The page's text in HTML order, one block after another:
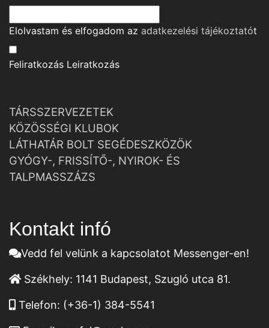
Elolvastam és elfogadom az adatkezelési tájékoztatót
Feliratkozás Leiratkozás
TÁRSSZERVEZETEK
KÖZÖSSÉGI KLUBOK
LÁTHATÁR BOLT SEGÉDESZKÖZÖK
GYÓGY-, FRISSÍTŐ-, NYIROK- ÉS
TALPMASSZÁZS
Kontakt infó
Vedd fel velünk a kapcsolatot Messenger-en!
Székhely: 1141 Budapest, Szugló utca 81.
Telefon: (+36-1) 384-5541